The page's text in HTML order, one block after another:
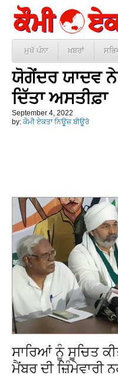
ਮੁਖੱ ਪੰਨਾ ਖ਼ਬਰਾਂ
ਯੋਗੇਂਦਰ ਯਾਦਵ ਨੇ
ਦਿੱਤਾ ਅਸਤੀਫ਼ਾ
September 4, 2022
by: ਕੌਮੀ ਏਕਤਾ ਨਿਊਜ਼ ਬੀਊਰੋ
ਸਾਰਿਆਂ ਨੂੰ ਸੂਚਿਤ
ਮੈਂਬਰ ਦੀ ਜ਼ਿੰਮੇਵਾਰੀ